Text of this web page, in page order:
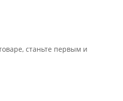
станьте первым и